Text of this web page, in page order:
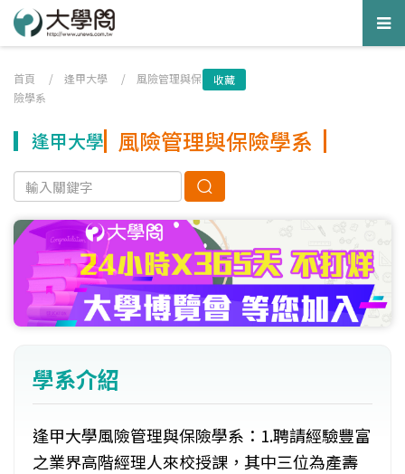
首頁 / 逢甲大學 / 風險管理與保
險學系
收藏
逢甲大學 風險管理與保險學系
學系介紹
逢甲大學風險管理與保險學系：1.聘請經驗豐富
之業界高階經理人來校授課，其中三位為產壽